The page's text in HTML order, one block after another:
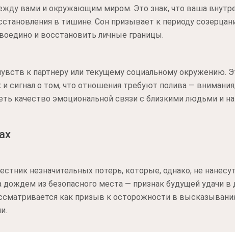
вами и окружающим миром. Это знак, что ваша
в тишине. Сон призывает к периоду
и восстановить личные границы.
к партнеру или текущему социальному окружению.
и сигнал о том, что отношения требуют полива —
качество эмоциональной связи с близкими людьми и
незначительных потерь, которые, однако, не
из безопасного места — признак будущей удачи в
как призыв к осторожности в